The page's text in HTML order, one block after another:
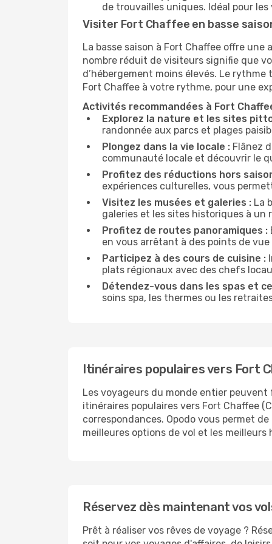
de trouvailles uniques. Idéal pour
Visiter Fort Chaffee en basse
La basse saison à Fort Chaffee offre
nombre réduit de visiteurs signifie que
d’hébergement moins élevés. Le
Fort Chaffee à votre rythme, pour une
Activités recommandées à Fort
Explorez la nature et les sites
randonnée aux parcs et plages
Plongez dans la vie locale : Flânez
communauté locale et découvrir le
Profitez des réductions hors
expériences culturelles, vous
Visitez les musées et galeries : La
galeries et les sites historiques à
Profitez de routes panoramiques :
en vous arrêtant à des points de
Participez à des cours de cuisine :
plats régionaux avec des chefs
Détendez-vous dans les spas et
soins spa, les thermes ou les
Itinéraires populaires vers Fort
Les voyageurs du monde entier
itinéraires populaires vers Fort Chaffee
correspondances. Opodo vous permet
meilleures options de vol et les
Réservez dès maintenant vos
Prêt à réaliser vos rêves de voyage ?